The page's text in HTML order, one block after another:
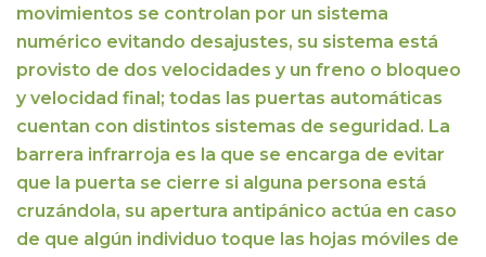
movimientos se controlan por un sistema
numérico evitando desajustes, su sistema está
provisto de dos velocidades y un freno o bloqueo
y velocidad final; todas las puertas automáticas
cuentan con distintos sistemas de seguridad. La
barrera infrarroja es la que se encarga de evitar
que la puerta se cierre si alguna persona está
cruzándola, su apertura antipánico actúa en caso
de que algún individuo toque las hojas móviles de